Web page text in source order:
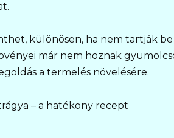
különösen, ha nem tartják be
már nem hoznak
a termelés növelésére.
– a hatékony recept